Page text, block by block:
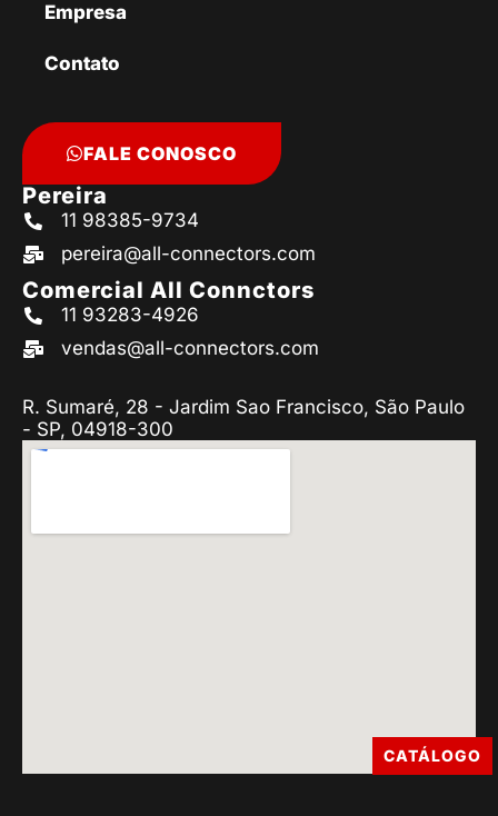
Empresa
Contato
FALE CONOSCO
Pereira
11 98385-9734
pereira@all-connectors.com
Comercial All Connctors
11 93283-4926
vendas@all-connectors.com
R. Sumaré, 28 - Jardim Sao Francisco, São Paulo
- SP, 04918-300
CATÁLOGO